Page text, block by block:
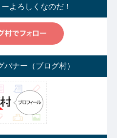
よろしくなのだ！
ナー（ブログ村）